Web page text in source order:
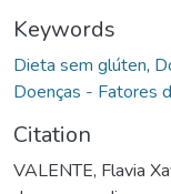
Keywords
Dieta sem glúten,
Doenças - Fatores
Citation
VALENTE, Flavia